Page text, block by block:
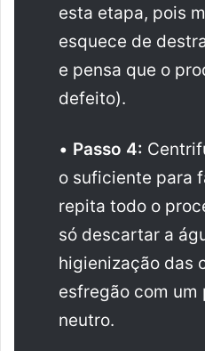
esta etapa, pois
esquece de
e pensa que o
defeito).
• Passo 4:
o suficiente para
repita todo o
só descartar a
higienização das
esfregão com um
neutro.